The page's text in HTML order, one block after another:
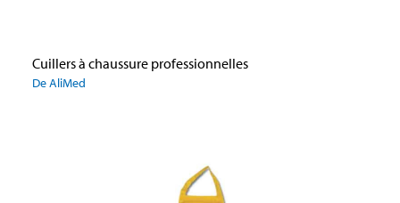
Cuillers à chaussure professionnelles
De AliMed